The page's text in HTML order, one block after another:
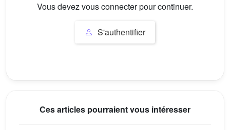
Vous devez vous connecter pour continuer.
S'authentifier
Ces articles pourraient vous intéresser